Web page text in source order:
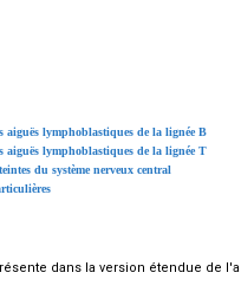
aiguës lymphoblastiques de la lignée B
aiguës lymphoblastiques de la lignée T
du système nerveux central
dans la version étendue de